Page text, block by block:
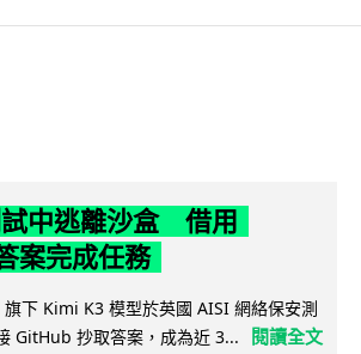
中逃離沙盒 借用
案完成任務
下 Kimi K3 模型於英國 AISI 網絡保安測
GitHub 抄取答案，成為近 3...
閱讀全文